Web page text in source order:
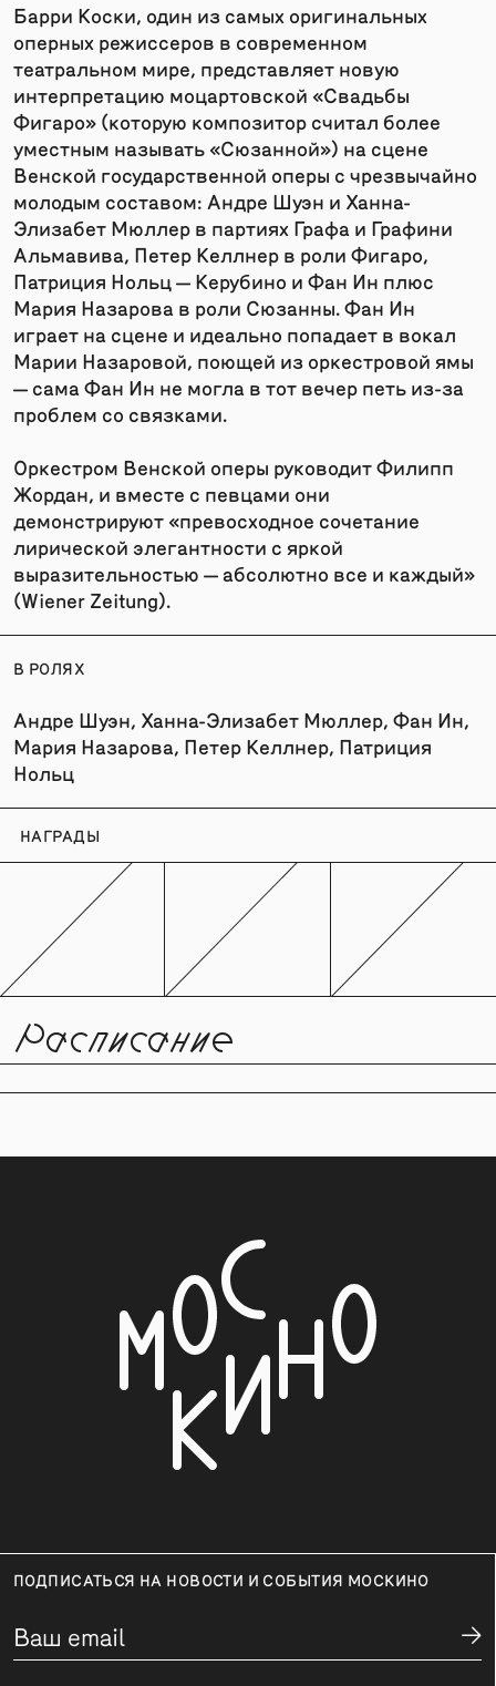
Барри Коски, один из самых оригинальных
оперных режиссеров в современном
театральном мире, представляет новую
интерпретацию моцартовской «Свадьбы
Фигаро» (которую композитор считал более
уместным называть «Сюзанной») на сцене
Венской государственной оперы с чрезвычайно
молодым составом: Андре Шуэн и Ханна-
Элизабет Мюллер в партиях Графа и Графини
Альмавива, Петер Келлнер в роли Фигаро,
Патриция Нольц — Керубино и Фан Ин плюс
Мария Назарова в роли Сюзанны. Фан Ин
играет на сцене и идеально попадает в вокал
Марии Назаровой, поющей из оркестровой ямы
— сама Фан Ин не могла в тот вечер петь из-за
проблем со связками.
Оркестром Венской оперы руководит Филипп
Жордан, и вместе с певцами они
демонстрируют «превосходное сочетание
лирической элегантности с яркой
выразительностью — абсолютно все и каждый»
(Wiener Zeitung).
В РОЛЯХ
Андре Шуэн, Ханна-Элизабет Мюллер, Фан Ин,
Мария Назарова, Петер Келлнер, Патриция
Нольц
НАГРАДЫ
Расписание
ПОДПИСАТЬСЯ НА НОВОСТИ И СОБЫТИЯ МОСКИНО